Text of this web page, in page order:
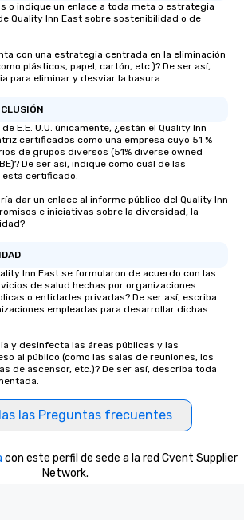
o indique un enlace a toda meta o estrategia
Quality Inn East sobre sostenibilidad o de
con una estrategia centrada en la eliminación
plásticos, papel, cartón, etc.)? De ser así,
para eliminar y desviar la basura.
E.E. U.U. únicamente, ¿están el Quality Inn
certificados como una empresa cuyo 51 %
de grupos diversos (51% diverse owned
De ser así, indique como cuál de las
certificado.
dar un enlace al informe público del Quality Inn
e iniciativas sobre la diversidad, la
Inn East se formularon de acuerdo con las
de salud hechas por organizaciones
o entidades privadas? De ser así, escriba
empleadas para desarrollar dichas
y desinfecta las áreas públicas y las
al público (como las salas de reuniones, los
de ascensor, etc.)? De ser así, describa toda
las Preguntas frecuentes
con este perfil de sede a la red Cvent Supplier
Network.